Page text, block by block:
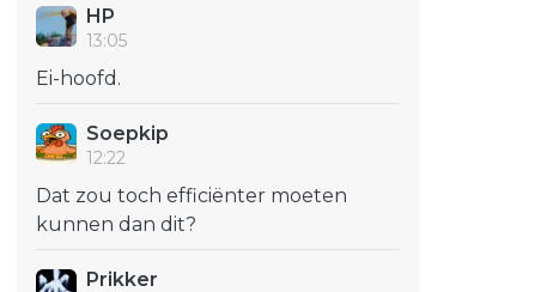
HP
13:05
Ei-hoofd.
Soepkip
12:22
Dat zou toch efficiënter moeten
kunnen dan dit?
Prikker